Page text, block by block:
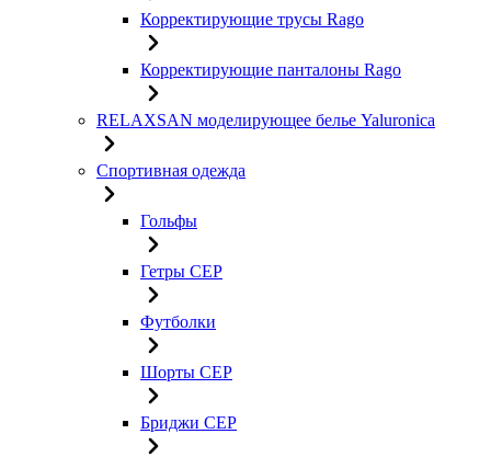
Корректирующие трусы Rago
Корректирующие панталоны Rago
RELAXSAN моделирующее белье Yaluroniсa
Спортивная одежда
Гольфы
Гетры CEP
Футболки
Шорты CEP
Бриджи CEP